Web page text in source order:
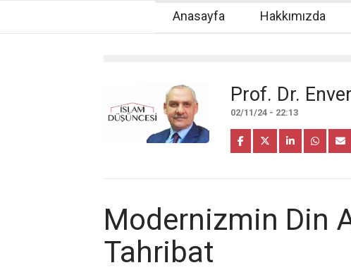
Anasayfa Hakkımızda
Prof. Dr.
02/11/24 - 22:13
Modernizmin Din
Tahribat